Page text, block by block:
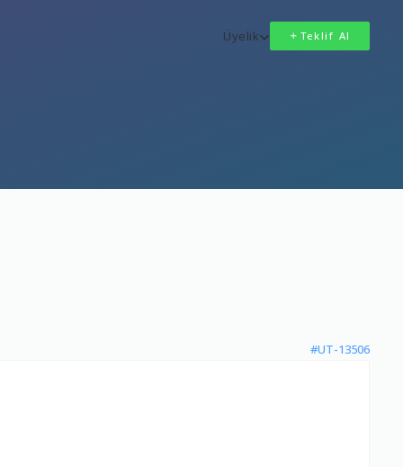
Üyelik Teklif Al
#UT-13506